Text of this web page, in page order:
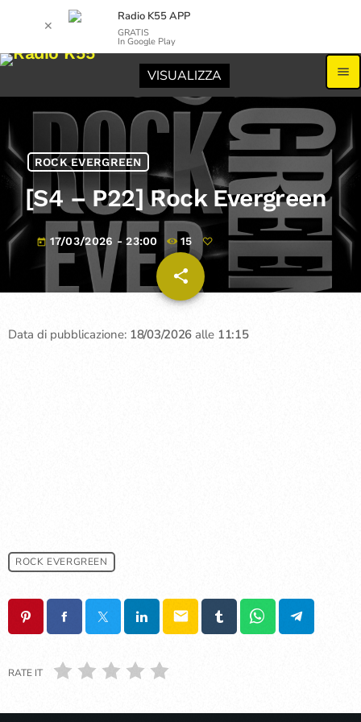
menu
ROCK EVERGREEN
[S4 – P22] Rock Evergreen
today 17/03/2026 - 23:00 15
share
email
Data di pubblicazione: 18/03/2026 alle 11:15
ROCK EVERGREEN
email
RATE IT
✕
Radio K55 APP
GRATIS
In Google Play
VISUALIZZA